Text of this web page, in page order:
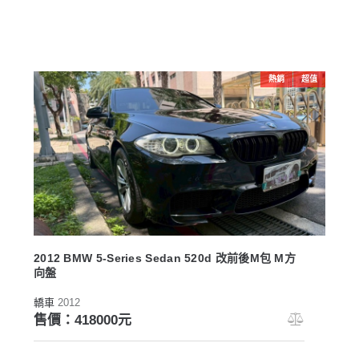
熱銷 超值
2012 BMW 5-Series Sedan 520d 改前後M包 M方
向盤
轎車 2012
售價：418000元